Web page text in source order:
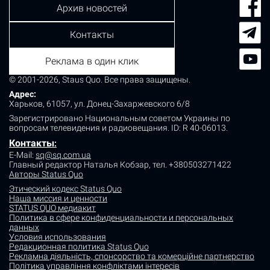
© 2001-2026, Staus Quo. Все права защищены.
Адрес:
Харьков, 61057, ул. Донец-Захаржевского 6/8
Зарегистрировано Национальным советом Украины по
вопросам телевидения и радиовещания. ID: R 40-06013.
Контакты:
E-Mail: sq@sq.com.ua
Главный редактор Наталья Кобзар, тел. +380503271422
Авторы Status Quo
Этический кодекс Status Quo
Наша миссия и ценности
STATUS QUO медиакит
Политика в сфере конфиденциальности и персональных
данных
Условия использования
Редакционная политика Status Quo
Рекламна діяльність, спонсорство та комерційне партнерство
Політика управління конфліктами інтересів
Архив новостей
Контакты
Реклама в один клик